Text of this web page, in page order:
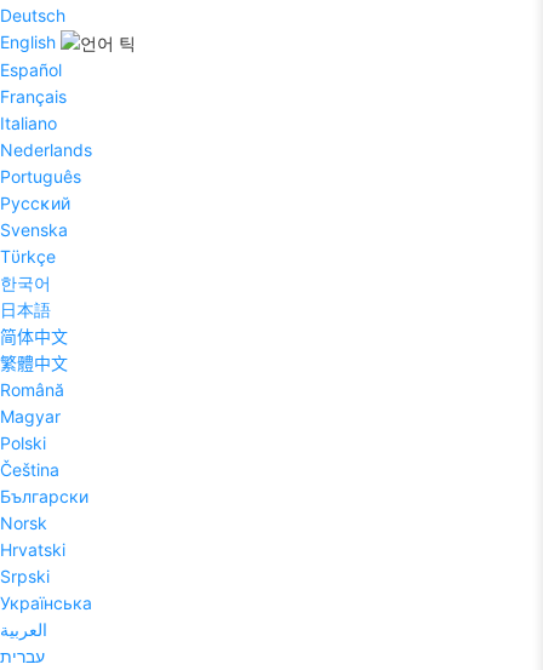
Deutsch
English
Español
Français
Italiano
Nederlands
Português
Pyccĸий
Svenska
Tϋrkçe
한국어
日本語
简体中文
繁體中文
Română
Magyar
Polski
Čeština
Български
Norsk
Hrvatski
Srpski
Українська
العربية
עברית